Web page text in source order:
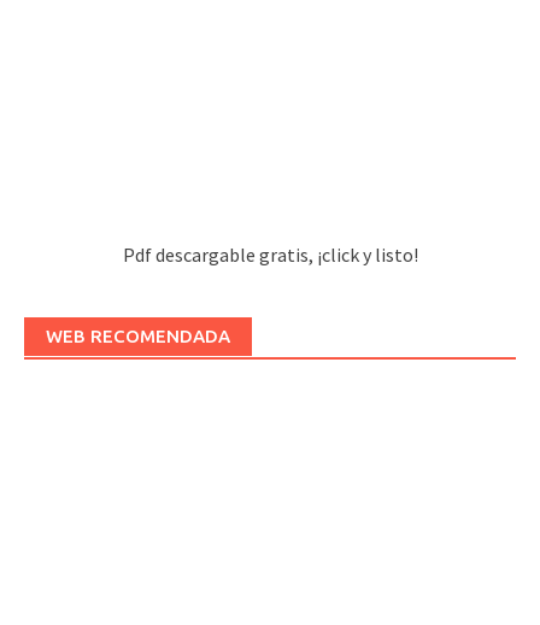
Pdf descargable gratis, ¡click y listo!
WEB RECOMENDADA